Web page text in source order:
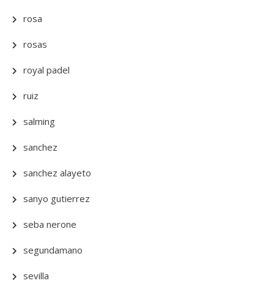
rosa
rosas
royal padel
ruiz
salming
sanchez
sanchez alayeto
sanyo gutierrez
seba nerone
segundamano
sevilla